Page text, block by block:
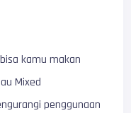
kamu makan
Mixed
penggunaan